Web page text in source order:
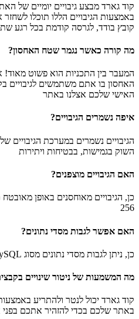
קוד גארד מבצע גיבויים יומיים של
באמצעות הגיבויים הללו תוכלו
קובץ בודד, לגרסה קודמת בכל רגע
מה קורה כאשר נגמר שטח האחסון?
המעבר בין התכניות הוא פשוט מאוד!
האחסון בו אתם משתמשים לגיבויים
האישי שלכם אצלנו באתר
איפה נשמרים הגיבויים?
השוק בגמישות, בבטיחות ויתירות
האם הגיבויים מוצפנים?
256
האם אפשר לגבות מסדי נתונים?
כן, ניתן לגבות מסדי נתונים מסוג MySQL ו MSSQL
מה המשמעות של ניטור שינויים
קוד גארד יכול לנטר ולהתריע
באתר שלכם בכדי להזהיר אתכם בפני